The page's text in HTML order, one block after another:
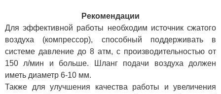
Рекомендации
Для эффективной работы необходим источник сжатого
воздуха (компрессор), способный поддерживать в
системе давление до 8 атм, с производительностью от
150 л/мин и больше. Шланг подачи воздуха должен
иметь диаметр 6-10 мм.
Также для улучшения качества работы и увеличения